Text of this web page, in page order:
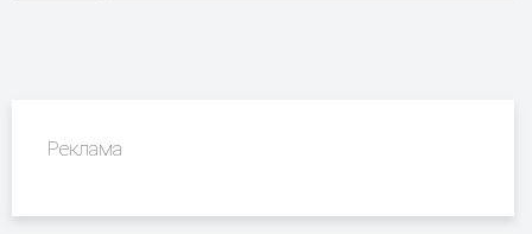
Реклама